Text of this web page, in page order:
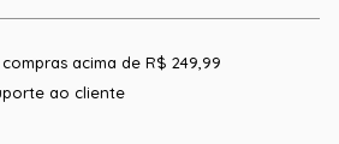
acima de R$ 249,99
ao cliente